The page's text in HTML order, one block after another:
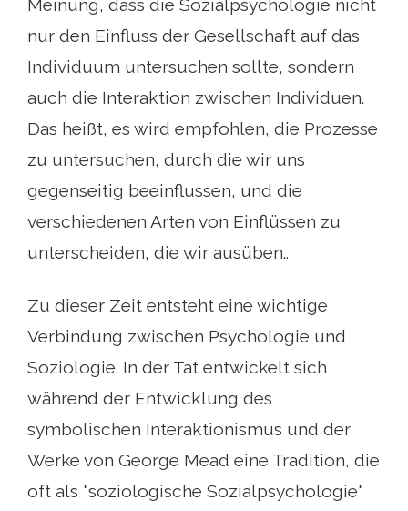
Meinung, dass die Sozialpsychologie nicht
nur den Einfluss der Gesellschaft auf das
Individuum untersuchen sollte, sondern
auch die Interaktion zwischen Individuen.
Das heißt, es wird empfohlen, die Prozesse
zu untersuchen, durch die wir uns
gegenseitig beeinflussen, und die
verschiedenen Arten von Einflüssen zu
unterscheiden, die wir ausüben..
Zu dieser Zeit entsteht eine wichtige
Verbindung zwischen Psychologie und
Soziologie. In der Tat entwickelt sich
während der Entwicklung des
symbolischen Interaktionismus und der
Werke von George Mead eine Tradition, die
oft als "soziologische Sozialpsychologie"